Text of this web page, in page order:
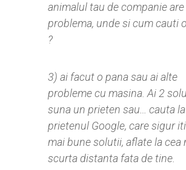
animalul tau de companie are
problema, unde si cum cauti
?
3) ai facut o pana sau ai alte
probleme cu masina. Ai 2
suna un prieten sau… cauta la
prietenul Google, care sigur
mai bune solutii, aflate la cea
scurta distanta fata de tine.